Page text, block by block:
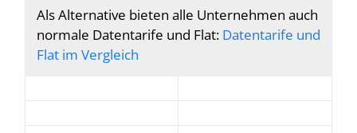
Als Alternative bieten alle Unternehmen auch
normale Datentarife und Flat: Datentarife und
Flat im Vergleich